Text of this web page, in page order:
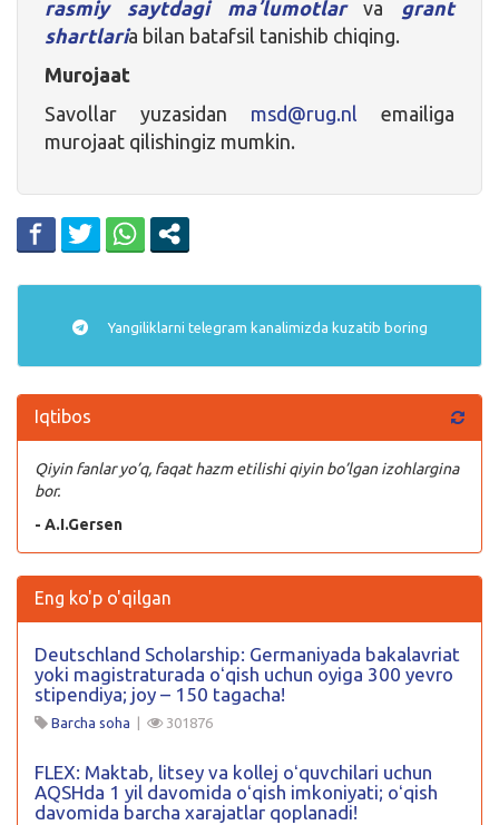
rasmiy saytdagi maʼlumotlarva grant
shartlaria bilan batafsil tanishib chiqing.
Murojaat
Savollar yuzasidan msd@rug.nl emailiga
murojaat qilishingiz mumkin.
Yangiliklarni telegram kanalimizda kuzatib boring
Iqtibos
Qiyin fanlar yo’q, faqat hazm etilishi qiyin bo’lgan izohlargina
bor.
- A.I.Gersen
Eng ko'p o'qilgan
Deutschland Scholarship: Germaniyada bakalavriat
yoki magistraturada oʻqish uchun oyiga 300 yevro
stipendiya; joy – 150 tagacha!
Barcha soha | 301876
FLEX: Maktab, litsey va kollej oʻquvchilari uchun
AQSHda 1 yil davomida oʻqish imkoniyati; oʻqish
davomida barcha xarajatlar qoplanadi!